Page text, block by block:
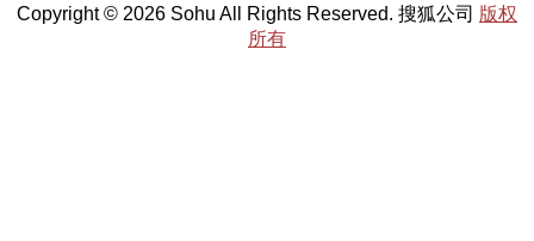
Copyright © 2026 Sohu All Rights Reserved. 搜狐公司 版权
所有